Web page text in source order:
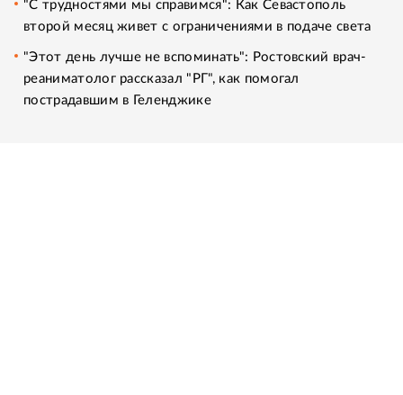
"С трудностями мы справимся": Как Севастополь
второй месяц живет с ограничениями в подаче света
"Этот день лучше не вспоминать": Ростовский врач-
реаниматолог рассказал "РГ", как помогал
пострадавшим в Геленджике